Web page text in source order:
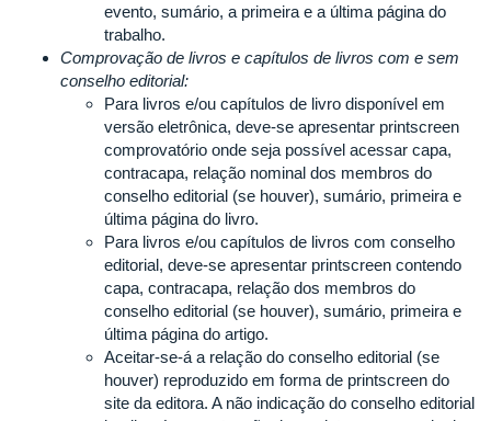
evento, sumário, a primeira e a última página do
trabalho.
Comprovação de livros e capítulos de livros com e sem
conselho editorial:
Para livros e/ou capítulos de livro disponível em
versão eletrônica, deve-se apresentar printscreen
comprovatório onde seja possível acessar capa,
contracapa, relação nominal dos membros do
conselho editorial (se houver), sumário, primeira e
última página do livro.
Para livros e/ou capítulos de livros com conselho
editorial, deve-se apresentar printscreen contendo
capa, contracapa, relação dos membros do
conselho editorial (se houver), sumário, primeira e
última página do artigo.
Aceitar-se-á a relação do conselho editorial (se
houver) reproduzido em forma de printscreen do
site da editora. A não indicação do conselho editorial